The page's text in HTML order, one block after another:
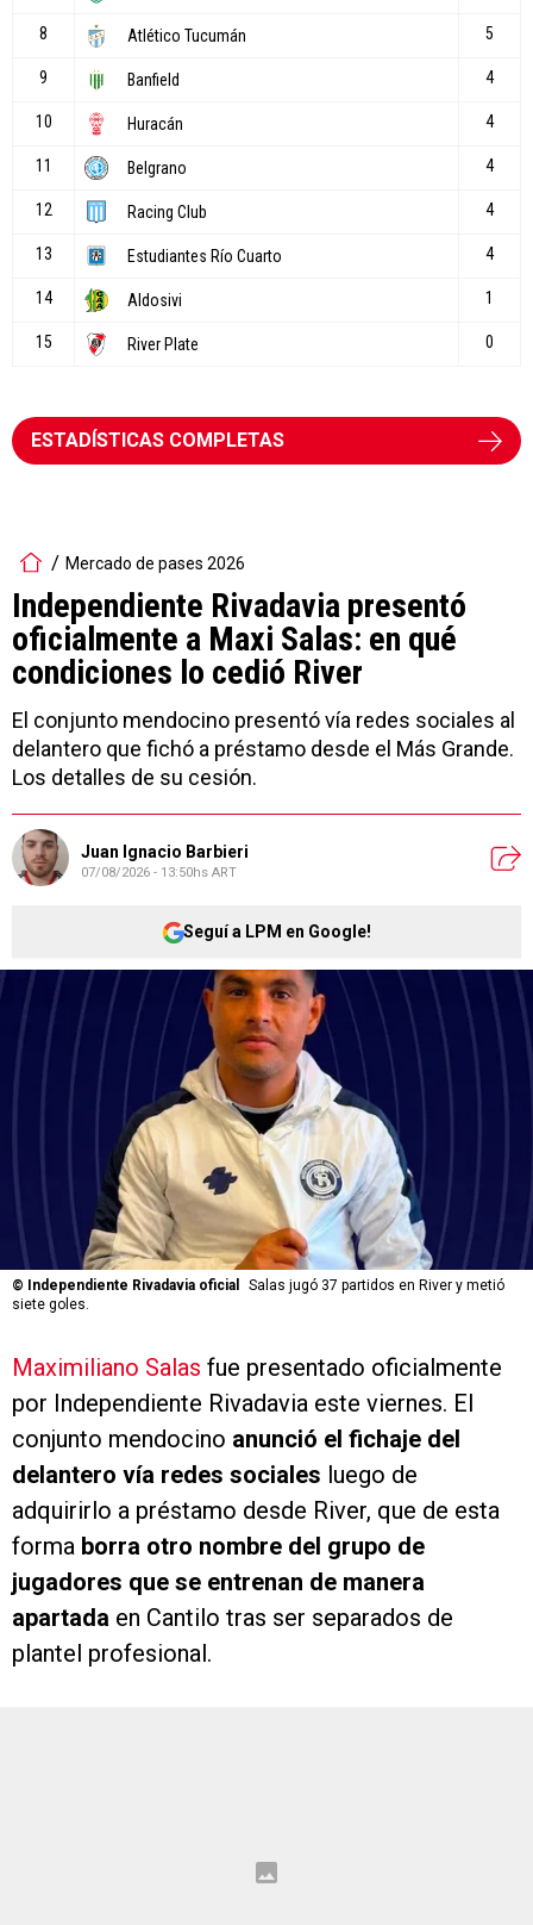
ESTADÍSTICAS COMPLETAS
Mercado de pases 2026
Independiente Rivadavia presentó
oficialmente a Maxi Salas: en qué
condiciones lo cedió River
El conjunto mendocino presentó vía redes sociales al
delantero que fichó a préstamo desde el Más Grande.
Los detalles de su cesión.
Juan Ignacio Barbieri
07/08/2026 - 13:50hs ART
Seguí a LPM en Google!
© Independiente Rivadavia oficial
Salas jugó 37 partidos en River y metió
siete goles.
Maximiliano Salas fue presentado oficialmente
por Independiente Rivadavia este viernes. El
conjunto mendocino anunció el fichaje del
delantero vía redes sociales luego de
adquirirlo a préstamo desde River, que de esta
forma borra otro nombre del grupo de
jugadores que se entrenan de manera
apartada en Cantilo tras ser separados de
plantel profesional.